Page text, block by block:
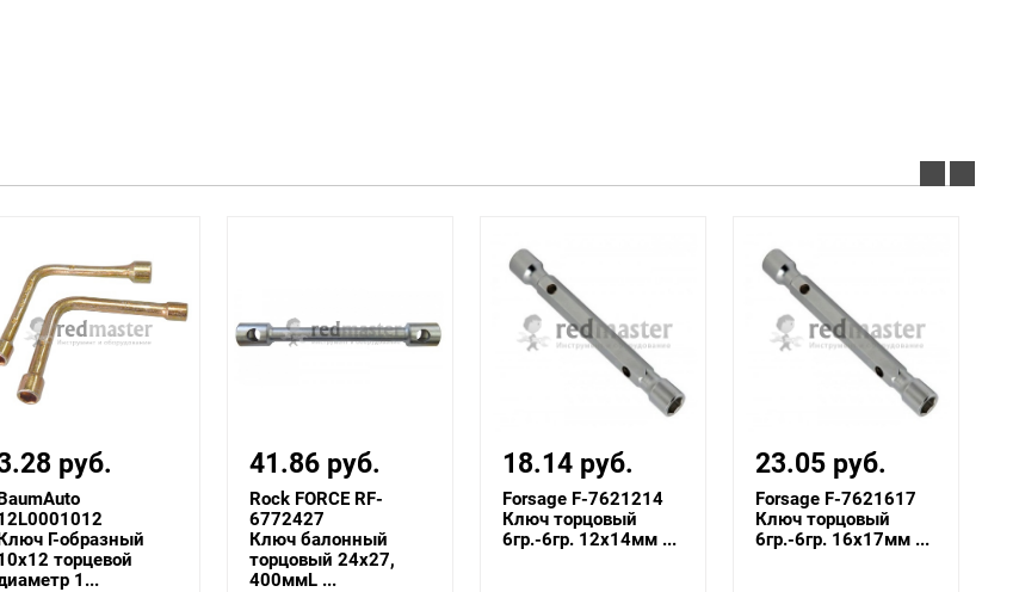
41.86 руб.
Rock FORCE RF-
6772427
Ключ балонный
торцовый 24x27,
400ммL ...
18.14 руб.
Forsage F-7621214
Ключ торцовый
6гр.-6гр. 12х14мм ...
23.05 руб.
Forsage F-7621617
Ключ торцовый
6гр.-6гр. 16х17мм ...
39.52 руб.
Forsage F-6772730
Ключ торцовый
27х30 мм